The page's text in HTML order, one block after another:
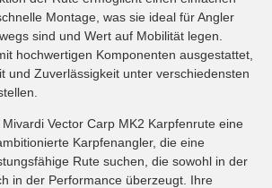
Montage, was sie ideal für Angler
sind und Wert auf Mobilität legen.
hochwertigen Komponenten ausgestattet,
und Zuverlässigkeit unter verschiedensten
Vector Carp MK2 Karpfenrute eine
Karpfenangler, die eine
Rute suchen, die sowohl in der
in der Performance überzeugt. Ihre